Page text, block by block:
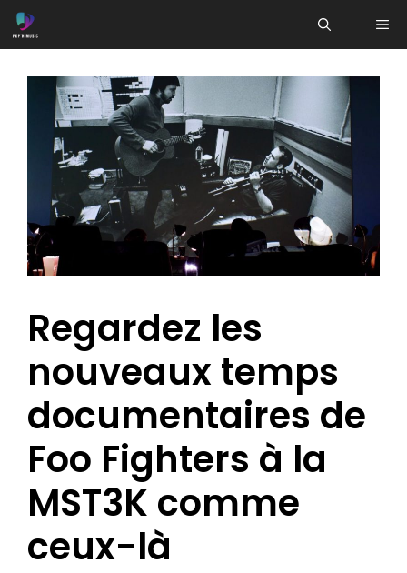
Aller
au
Regardez les
nouveaux temps
documentaires de
Foo Fighters à la
MST3K comme
ceux-là